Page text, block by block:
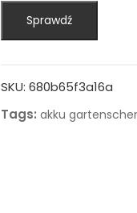
Sprawdź
SKU: 680b65f3a16a
Tags: akku